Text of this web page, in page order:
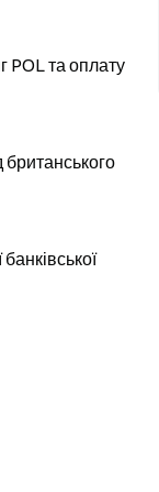
POL та оплату
британського